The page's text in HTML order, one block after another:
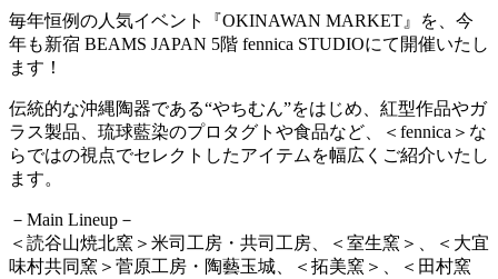
毎年恒例の人気イベント『OKINAWAN MARKET』を、今
年も新宿 BEAMS JAPAN 5階 fennica STUDIOにて開催いたし
ます！
伝統的な沖縄陶器である“やちむん”をはじめ、紅型作品やガ
ラス製品、琉球藍染のプロタグトや食品など、＜fennica＞な
らではの視点でセレクトしたアイテムを幅広くご紹介いたし
ます。
－Main Lineup－
＜読谷山焼北窯＞米司工房・共司工房、＜室生窯＞、＜大宜
味村共同窯＞菅原工房・陶藝玉城、＜拓美窯＞、＜田村窯